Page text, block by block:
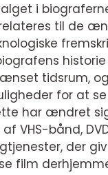
i
til de
tidsrum,
for at
har ændret
VHS-bånd,
der
film